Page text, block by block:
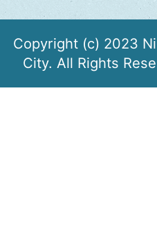
Copyright (c) 2023
City. All Rights